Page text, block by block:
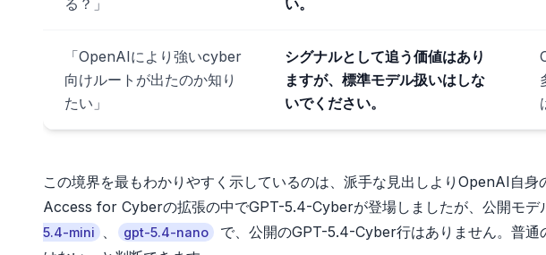
る？」
い。
「OpenAIにより強いcyber
向けルートが出たのか知り
たい」
シグナルとして追う価値はあり
ますが、標準モデル扱いはしな
いでください。
この境界を最もわかりやすく示しているのは、派手な見出しよりOpenAI自
Access for Cyberの拡張の中でGPT-5.4-Cyberが登場しましたが、公開モデ
5.4-mini
、 gpt-5.4-nano
で、公開のGPT-5.4-Cyber行はありません。普